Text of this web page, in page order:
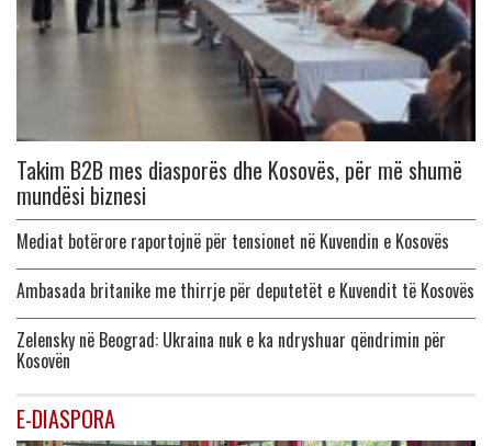
Takim B2B mes diasporës dhe Kosovës, për më shumë
mundësi biznesi
Mediat botërore raportojnë për tensionet në Kuvendin e Kosovës
Ambasada britanike me thirrje për deputetët e Kuvendit të Kosovës
Zelensky në Beograd: Ukraina nuk e ka ndryshuar qëndrimin për
Kosovën
E-DIASPORA